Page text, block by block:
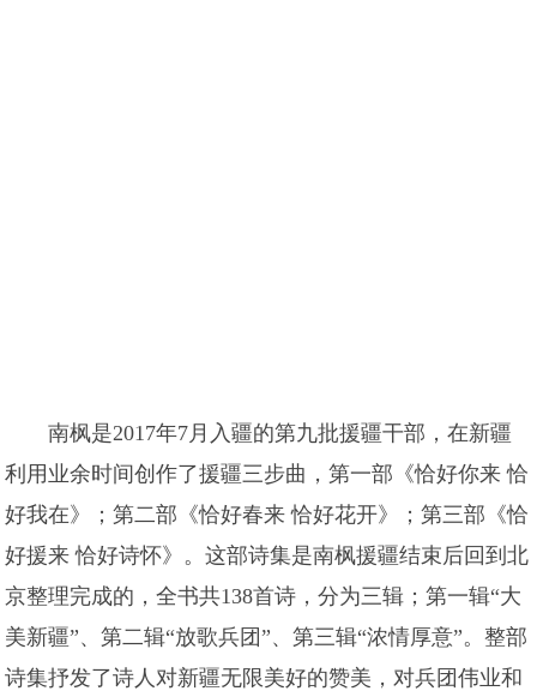
南枫是2017年7月入疆的第九批援疆干部，在新疆
利用业余时间创作了援疆三步曲，第一部《恰好你来 恰
好我在》；第二部《恰好春来 恰好花开》；第三部《恰
好援来 恰好诗怀》。这部诗集是南枫援疆结束后回到北
京整理完成的，全书共138首诗，分为三辑；第一辑“大
美新疆”、第二辑“放歌兵团”、第三辑“浓情厚意”。整部
诗集抒发了诗人对新疆无限美好的赞美，对兵团伟业和